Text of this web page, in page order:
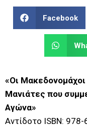
Facebook
«Οι Μακεδονομάχοι
Μανιάτες που
Αγώνα»
Αντίδοτο ISBN: